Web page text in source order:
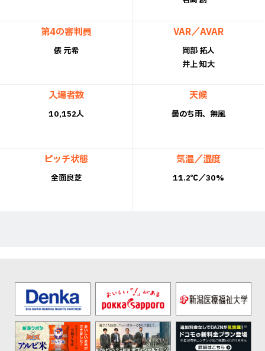
第4の審判員
俵 元希
VAR／AVAR
岡部 拓人
井上 知大
入場者数
10,152人
天候
曇のち雨、無風
ピッチ状態
全面良芝
気温／湿度
11.2℃／30%